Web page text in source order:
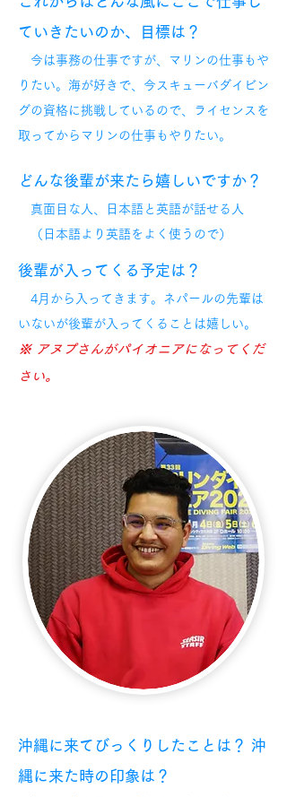
ていきたいのか、目標は？
今は事務の仕事ですが、マリンの仕事もや
りたい。海が好きで、今スキューバダイビン
グの資格に挑戦しているので、ライセンスを
取ってからマリンの仕事もやりたい。
どんな後輩が来たら嬉しいですか？
真面目な人、日本語と英語が話せる人
（日本語より英語をよく使うので）
後輩が入ってくる予定は？
4月から入ってきます。ネパールの先輩は
いないが後輩が入ってくることは嬉しい。
※ アヌプさんがパイオニアになってくだ
さい。
沖縄に来てびっくりしたことは？ 沖
縄に来た時の印象は？